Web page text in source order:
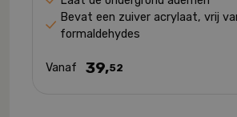
Bevat een zuiver acrylaat, vrij
formaldehydes
Vanaf 39,52